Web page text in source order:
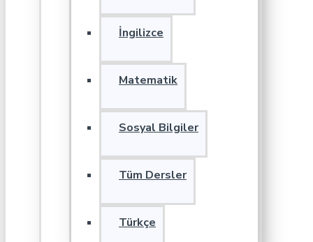
İngilizce
Matematik
Sosyal Bilgiler
Tüm Dersler
Türkçe